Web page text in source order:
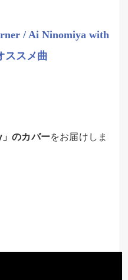
/ Ai Ninomiya with
スメ曲
」のカバーをお届けしま